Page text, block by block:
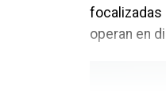
focalizadas
operan en